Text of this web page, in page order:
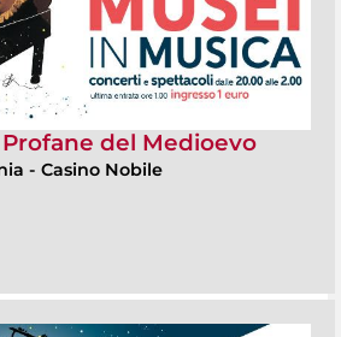
del Medioevo
- Casino Nobile